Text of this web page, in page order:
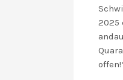
2025